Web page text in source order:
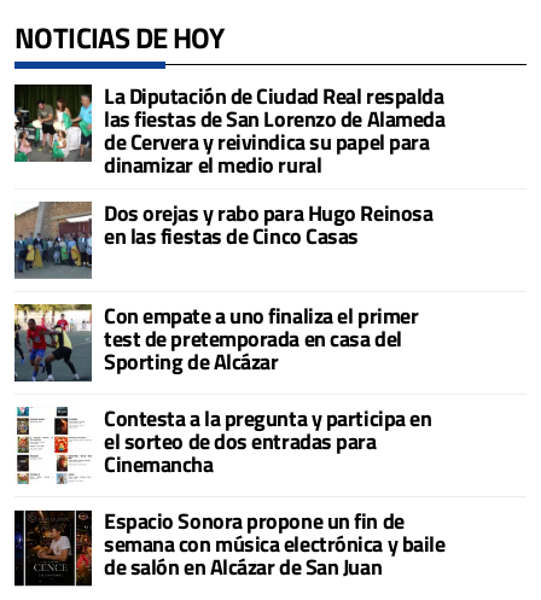
NOTICIAS DE HOY
La Diputación de Ciudad Real respalda
las fiestas de San Lorenzo de Alameda
de Cervera y reivindica su papel para
dinamizar el medio rural
Dos orejas y rabo para Hugo Reinosa
en las fiestas de Cinco Casas
Con empate a uno finaliza el primer
test de pretemporada en casa del
Sporting de Alcázar
Contesta a la pregunta y participa en
el sorteo de dos entradas para
Cinemancha
Espacio Sonora propone un fin de
semana con música electrónica y baile
de salón en Alcázar de San Juan